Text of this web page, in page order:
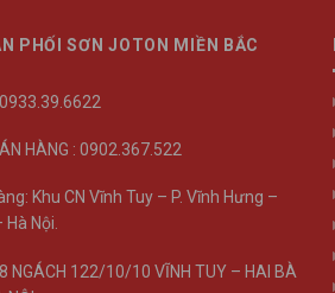
PHỐI SƠN JOTON MIỀN BẮC
0933.39.6622
HÀNG : 0902.367.522
Khu CN Vĩnh Tuy – P. Vĩnh Hưng –
Hà Nội.
NGÁCH 122/10/10 VĨNH TUY – HAI BÀ